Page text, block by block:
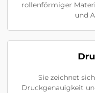
rollenförmiger
und
Sie zeichnet
Druckgenauigkeit